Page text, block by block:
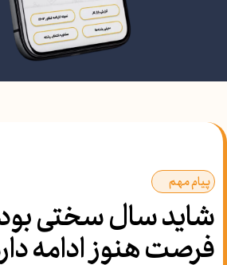
پیام مهم
شاید سال سختی
فرصت هنوز ادامه